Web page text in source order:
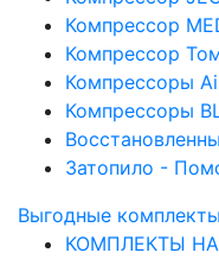
Компрессор
Компрессор
Компрессоры
Компрессоры
Затопило -
Выгодные комплекты
КОМПЛЕКТЫ